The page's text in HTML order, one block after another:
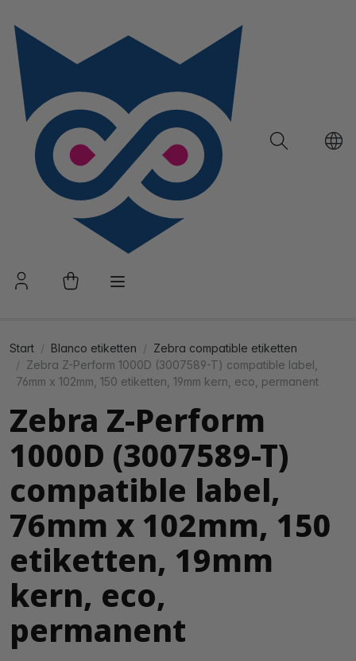
Start Blanco etiketten
Zebra compatible etiketten
Zebra Z-Perform 1000D (3007589-T) compatible label,
76mm x 102mm, 150 etiketten, 19mm kern, eco, permanent
Zebra Z-Perform
1000D (3007589-T)
compatible label,
76mm x 102mm, 150
etiketten, 19mm
kern, eco,
permanent